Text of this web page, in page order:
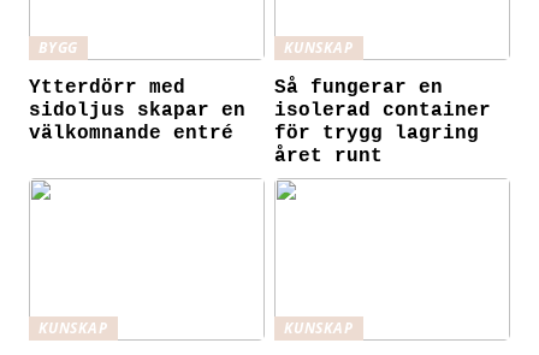
BYGG
Ytterdörr med
sidoljus skapar en
välkomnande entré
KUNSKAP
Så fungerar en
isolerad container
för trygg lagring
året runt
KUNSKAP KUNSKAP